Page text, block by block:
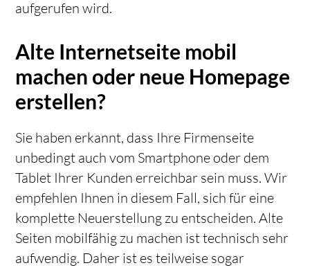
aufgerufen wird.
Alte Internetseite mobil
machen oder neue Homepage
erstellen?
Sie haben erkannt, dass Ihre Firmenseite
unbedingt auch vom Smartphone oder dem
Tablet Ihrer Kunden erreichbar sein muss. Wir
empfehlen Ihnen in diesem Fall, sich für eine
komplette Neuerstellung zu entscheiden. Alte
Seiten mobilfähig zu machen ist technisch sehr
aufwendig. Daher ist es teilweise sogar